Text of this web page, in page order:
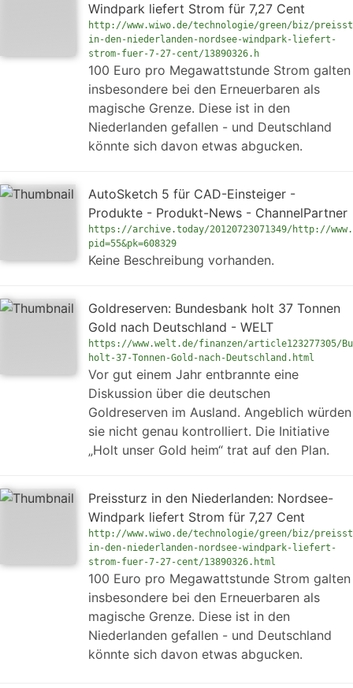
Windpark liefert Strom für 7,27 Cent
http://www.wiwo.de/technologie/green/biz/
in-den-niederlanden-nordsee-windpark-liefert-
strom-fuer-7-27-cent/13890326.h
100 Euro pro Megawattstunde Strom galten
insbesondere bei den Erneuerbaren als
magische Grenze. Diese ist in den
Niederlanden gefallen - und Deutschland
könnte sich davon etwas abgucken.
AutoSketch 5 für CAD-Einsteiger -
Produkte - Produkt-News - ChannelPartner
https://archive.today/20120723071349/http://
pid=55&pk=608329
Keine Beschreibung vorhanden.
Goldreserven: Bundesbank holt 37 Tonnen
Gold nach Deutschland - WELT
https://www.welt.de/finanzen/article123277305/
holt-37-Tonnen-Gold-nach-Deutschland.html
Vor gut einem Jahr entbrannte eine
Diskussion über die deutschen
Goldreserven im Ausland. Angeblich würden
sie nicht genau kontrolliert. Die Initiative
„Holt unser Gold heim“ trat auf den Plan.
Preissturz in den Niederlanden: Nordsee-
Windpark liefert Strom für 7,27 Cent
http://www.wiwo.de/technologie/green/biz/
in-den-niederlanden-nordsee-windpark-liefert-
strom-fuer-7-27-cent/13890326.html
100 Euro pro Megawattstunde Strom galten
insbesondere bei den Erneuerbaren als
magische Grenze. Diese ist in den
Niederlanden gefallen - und Deutschland
könnte sich davon etwas abgucken.